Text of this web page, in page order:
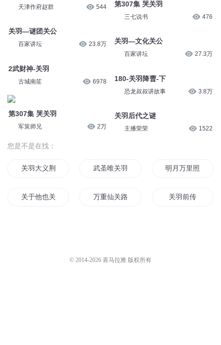
天津作府赵群 544
关羽—谜团关公
百家讲坛 23.8万
2武财神-关羽
古城南笙 6978
第307集 哭关羽
军策师兄 2万
第307集 哭关羽
三七说书 476
关羽—文化关公
百家讲坛 27.3万
180-关羽降曹-下
恐龙叔叔讲故事 3.8万
关羽后代之谜
主播荣荣 1522
您是不是在找：
关羽大义荆州 武圣唯关羽 明月万里照汉关
关于他也关于我 万重仙关路 关羽前传
© 2014-2026 喜马拉雅 版权所有